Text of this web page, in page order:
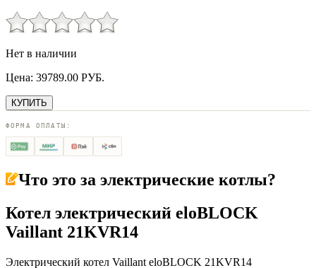
Нет в наличии
Цена: 39789.00 РУБ.
КУПИТЬ
ФОРМА ОПЛАТЫ:
Что это за электрические котлы?
Котел электрический eloBLOCK
Vaillant 21KVR14
Электрический котел Vaillant eloBLOCK 21KVR14